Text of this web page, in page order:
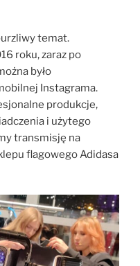
temat.
roku, zaraz po
było
Instagrama.
produkcje,
i użytego
transmisję na
flagowego Adidasa